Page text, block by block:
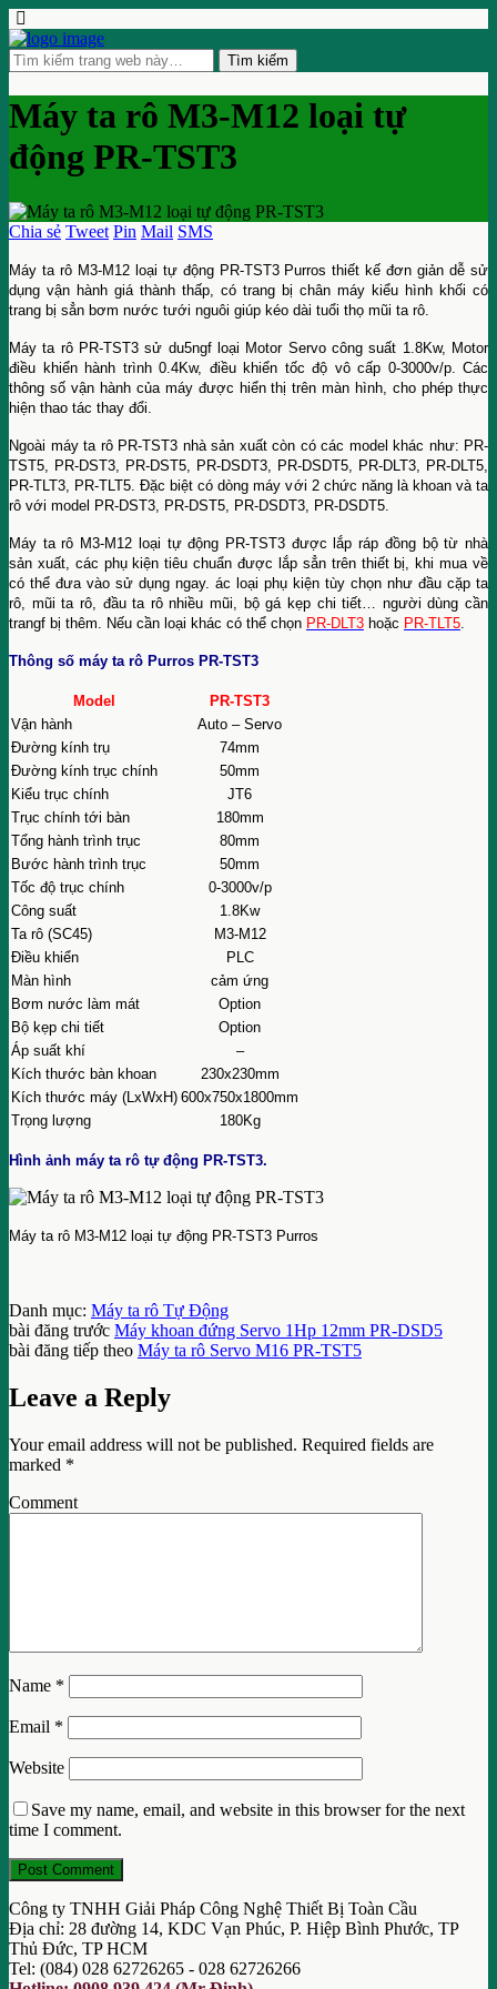
Máy ta rô M3-M12 loại tự
động PR-TST3
Chia sẻ Tweet Pin Mail SMS
Máy ta rô M3-M12 loại tự động PR-TST3 Purros thiết kế đơn giản dễ sử
dụng vận hành giá thành thấp, có trang bị chân máy kiểu hình khối có
trang bị sẳn bơm nước tưới nguôi giúp kéo dài tuổi thọ mũi ta rô.
Máy ta rô PR-TST3 sử du5ngf loại Motor Servo công suất 1.8Kw, Motor
điều khiển hành trình 0.4Kw, điều khiển tốc độ vô cấp 0-3000v/p. Các
thông số vận hành của máy được hiển thị trên màn hình, cho phép thực
hiện thao tác thay đổi.
Ngoài máy ta rô PR-TST3 nhà sản xuất còn có các model khác như: PR-
TST5, PR-DST3, PR-DST5, PR-DSDT3, PR-DSDT5, PR-DLT3, PR-DLT5,
PR-TLT3, PR-TLT5. Đặc biệt có dòng máy với 2 chức năng là khoan và ta
rô với model PR-DST3, PR-DST5, PR-DSDT3, PR-DSDT5.
Máy ta rô M3-M12 loại tự động PR-TST3 được lắp ráp đồng bộ từ nhà
sản xuất, các phụ kiện tiêu chuẩn được lắp sẳn trên thiết bị, khi mua về
có thể đưa vào sử dụng ngay. ác loại phụ kiện tùy chọn như đầu cặp ta
rô, mũi ta rô, đầu ta rô nhiều mũi, bộ gá kẹp chi tiết… người dùng cần
trangf bị thêm. Nếu cần loại khác có thể chọn PR-DLT3 hoặc PR-TLT5
Thông số máy ta rô Purros PR-TST3
Model
PR-TST3
Vận hành
Auto – Servo
Đường kính trụ
74mm
Đường kính trục chính
50mm
Kiểu trục chính
JT6
Trục chính tới bàn
180mm
Tổng hành trình trục
80mm
Bước hành trình trục
50mm
Tốc độ trục chính
0-3000v/p
Công suất
1.8Kw
Ta rô (SC45)
M3-M12
Điều khiển
PLC
Màn hình
cảm ứng
Bơm nước làm mát
Option
Bộ kẹp chi tiết
Option
Áp suất khí
–
Kích thước bàn khoan
230x230mm
Kích thước máy (LxWxH) 600x750x1800mm
Trọng lượng
180Kg
Hình ảnh máy ta rô tự động PR-TST3.
Máy ta rô M3-M12 loại tự động PR-TST3 Purros
Danh mục: Máy ta rô Tự Động
bài đăng trước Máy khoan đứng Servo 1Hp 12mm PR-DSD5
bài đăng tiếp theo Máy ta rô Servo M16 PR-TST5
Leave a Reply
Your email address will not be published. Required fields are
marked *
Comment
Name *
Email *
Website
Save my name, email, and website in this browser for the next
time I comment.
Công ty TNHH Giải Pháp Công Nghệ Thiết Bị Toàn Cầu
Địa chỉ: 28 đường 14, KDC Vạn Phúc, P. Hiệp Bình Phước, TP
Thủ Đức, TP HCM
Tel: (084) 028 62726265 - 028 62726266